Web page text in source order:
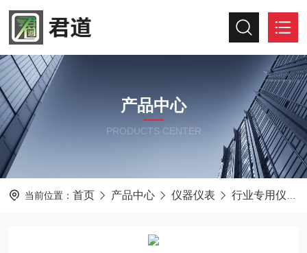
产品中心
PRODUCTS CENTER
当前位置： 首页 产品中心 仪器仪表 行业专用仪器仪表